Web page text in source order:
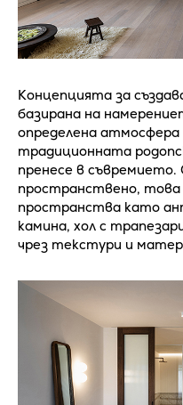
Концепцията за
базирана на
определена
традиционната
пренесе в
пространствено,
пространства като
камина, хол с
чрез текстури и